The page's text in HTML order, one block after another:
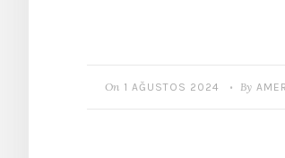
On 1 AĞUSTOS 2024 • By